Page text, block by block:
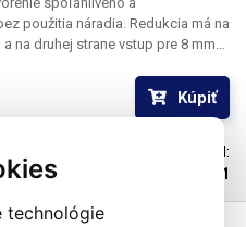
technológie
Redukcia má na
na druhej strane vstup pre 8 mm
Kúpiť
Kód:
104391